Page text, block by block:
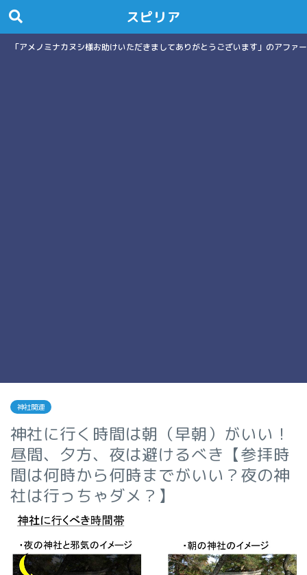
スピリア
「アメノミナカヌシ様お助けいただきましてありがとうございます」のアフ
神社関連
神社に行く時間は朝（早朝）がいい！
昼間、夕方、夜は避けるべき【参拝時
間は何時から何時までがいい？夜の神
社は行っちゃダメ？】